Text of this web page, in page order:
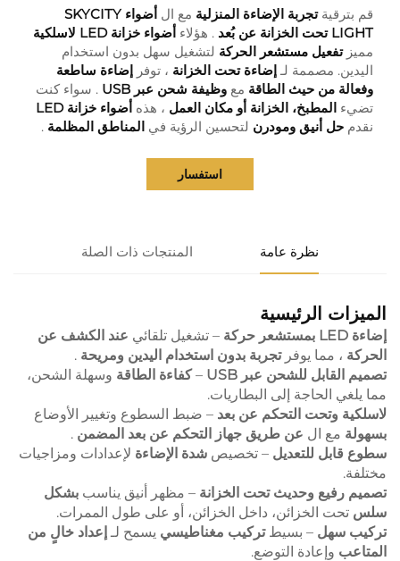
قم بترقيةتجربة الإضاءة المنزلية مع ال
أضواء SKYCITY
LIGHT تحت الخزانة عن بُعد
. هؤلاء أضواء خزانة LED لاسلكية
مميزتفعيل مستشعر الحركة لتشغيل سهل بدون استخدام
اليدين. مصممة لـ إضاءة تحت الخزانة ، توفر إضاءة ساطعة
وفعالة من حيث الطاقة مع وظيفة شحن عبر USB
. سواء كنت
تضيء المطبخ، الخزانة أو مكان العمل ، هذه أضواء خزانة LED
نقدم حل أنيق ومودرن لتحسين الرؤية في المناطق المظلمة .
استفسار
نظرة عامة المنتجات ذات الصلة
الميزات الرئيسية
إضاءة LED بمستشعر حركة – تشغيل تلقائي عند الكشف عن
الحركة ، مما يوفرتجربة بدون استخدام اليدين ومريحة .
تصميم القابل للشحن عبر USB
–كفاءة الطاقة وسهلة الشحن،
مما يلغي الحاجة إلى البطاريات.
لاسلكية وتحت التحكم عن بعد – ضبط السطوع وتغيير الأوضاع
بسهولة مع ال عن طريق جهاز التحكم عن بعد المضمن .
سطوع قابل للتعديل – تخصيص شدة الإضاءة لإعدادات ومزاجيات
مختلفة.
تصميم رفيع وحديث تحت الخزانة – مظهر أنيق يناسب بشكل
سلس تحت الخزائن، داخل الخزائن، أو على طول الممرات.
تركيب سهل – بسيطتركيب مغناطيسي يسمح لـ إعداد خالٍ من
المتاعب وإعادة التوضع.